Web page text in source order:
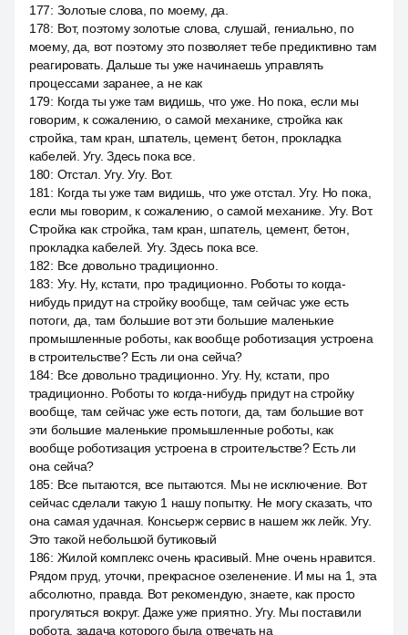
177: Золотые слова, по моему, да.
178: Вот, поэтому золотые слова, слушай, гениально, по
моему, да, вот поэтому это позволяет тебе предиктивно там
реагировать. Дальше ты уже начинаешь управлять
процессами заранее, а не как
179: Когда ты уже там видишь, что уже. Но пока, если мы
говорим, к сожалению, о самой механике, стройка как
стройка, там кран, шпатель, цемент, бетон, прокладка
кабелей. Угу. Здесь пока все.
180: Отстал. Угу. Угу. Вот.
181 : Когда ты уже там видишь, что уже отстал. Угу. Но пока,
если мы говорим, к сожалению, о самой механике. Угу. Вот.
Стройка как стройка, там кран, шпатель, цемент, бетон,
прокладка кабелей. Угу. Здесь пока все.
182: Все довольно традиционно.
183: Угу. Ну, кстати, про традиционно. Роботы то когда-
нибудь придут на стройку вообще, там сейчас уже есть
потоги, да, там большие вот эти большие маленькие
промышленные роботы, как вообще роботизация устроена
в строительстве? Есть ли она сейча?
184: Все довольно традиционно. Угу. Ну, кстати, про
традиционно. Роботы то когда-нибудь придут на стройку
вообще, там сейчас уже есть потоги, да, там большие вот
эти большие маленькие промышленные роботы, как
вообще роботизация устроена в строительстве? Есть ли
она сейча?
185: Все пытаются, все пытаются. Мы не исключение. Вот
сейчас сделали такую 1 нашу попытку. Не могу сказать, что
она самая удачная. Консьерж сервис в нашем жк лейк. Угу.
Это такой небольшой бутиковый
186: Жилой комплекс очень красивый. Мне очень нравится.
Рядом пруд, уточки, прекрасное озеленение. И мы на 1, эта
абсолютно, правда. Вот рекомендую, знаете, как просто
прогуляться вокруг. Даже уже приятно. Угу. Мы поставили
робота, задача которого была отвечать на